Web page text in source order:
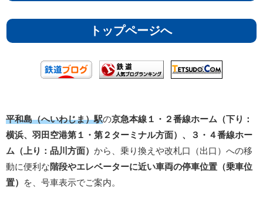
トップページへ
平和島（へいわじま）駅の京急本線１・２番線ホーム（下り：
横浜、羽田空港第１・第２ターミナル方面）、３・４番線ホー
ム（上り：品川方面） から、乗り換えや改札口（出口）への移
動に便利な階段やエレベーターに近い車両の停車位置（乗車位
置）
を、号車表示でご案内。